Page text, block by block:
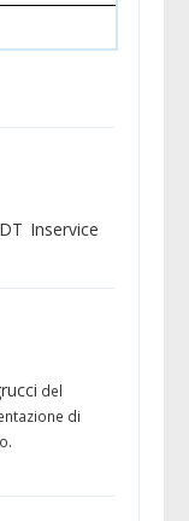
Inservice
del
di